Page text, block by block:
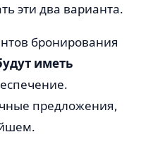
эти два варианта.
бронирования
иметь
предложения,